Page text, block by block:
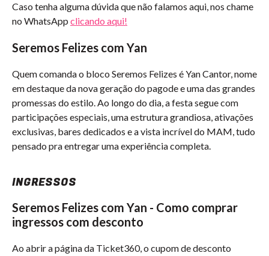
Caso tenha alguma dúvida que não falamos aqui, nos chame
no WhatsApp clicando aqui!
Seremos Felizes com Yan
Quem comanda o bloco Seremos Felizes é Yan Cantor, nome
em destaque da nova geração do pagode e uma das grandes
promessas do estilo. Ao longo do dia, a festa segue com
participações especiais, uma estrutura grandiosa, ativações
exclusivas, bares dedicados e a vista incrível do MAM, tudo
pensado pra entregar uma experiência completa.
INGRESSOS
Seremos Felizes com Yan - Como comprar
ingressos com desconto
Ao abrir a página da Ticket360, o cupom de desconto